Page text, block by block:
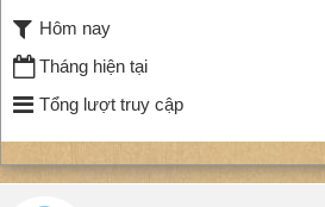
Hôm nay
Tháng hiện tại
Tổng lượt truy cập